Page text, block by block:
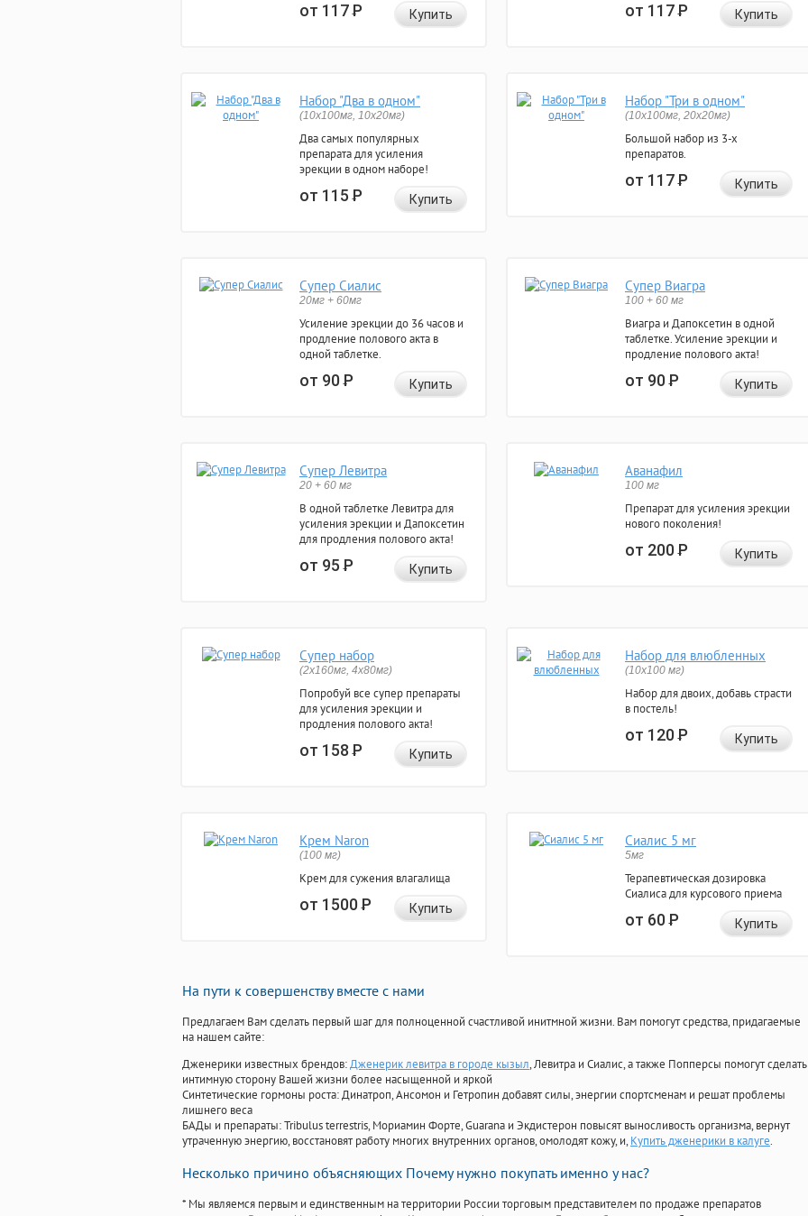
от 117Р Купить от 117Р Купить
Набор "Два в одном"
(10x100мг, 10x20мг)
Два самых популярных
препарата для усиления
эрекции в одном наборе!
от 115Р Купить
Набор "Три в одном"
(10x100мг, 20x20мг)
Большой набор из 3-х
препаратов.
от 117Р Купить
Супер Сиалис
20мг + 60мг
Усиление эрекции до 36 часов и
продление полового акта в
одной таблетке.
от 90Р Купить
Супер Виагра
100 + 60 мг
Виагра и Дапоксетин в одной
таблетке. Усиление эрекции и
продление полового акта!
от 90Р Купить
Супер Левитра
20 + 60 мг
В одной таблетке Левитра для
усиления эрекции и Дапоксетин
для продления полового акта!
от 95Р Купить
Аванафил
100 мг
Препарат для усиления эрекции
нового поколения!
от 200Р Купить
Супер набор
(2х160мг, 4х80мг)
Попробуй все супер препараты
для усиления эрекции и
продления полового акта!
от 158Р Купить
Набор для влюбленных
(10х100 мг)
Набор для двоих, добавь страсти
в постель!
от 120Р Купить
Крем Naron
(100 мг)
Крем для сужения влагалища
от 1500Р Купить
Сиалис 5 мг
5мг
Терапевтическая дозировка
Сиалиса для курсового приема
от 60Р Купить
На пути к совершенству вместе с нами
Предлагаем Вам сделать первый шаг для полноценной счастливой инитмной жизни. Вам помогут средства, придагаемые
на нашем сайте:
Дженерики известных брендов:Дженерик левитра в городе кызыл, Левитра и Сиалис, а также Попперсы помогут сделать
интимную сторону Вашей жизни более насыщенной и яркой
Синтетические гормоны роста: Динатроп, Ансомон и Гетропин добавят силы, энергии спортсменам и решат проблемы
лишнего веса
БАДы и препараты:Tribulus terrestris, Мориамин Форте, Guarana и Экдистерон повысят выносливость организма, вернут
утраченную энергию, восстановят работу многих внутренних органов, омолодят кожу, и, Купить дженерики в калуге.
Несколько причино объясняющих Почему нужно покупать именно у нас?
* Мы являемся первым и единственным на территории России торговым представителем по продаже препаратов